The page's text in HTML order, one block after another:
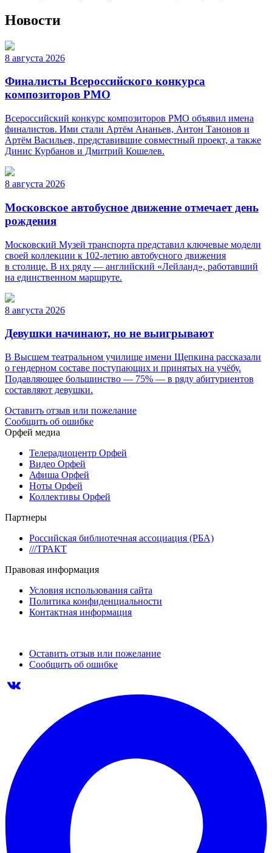
Новости
8 августа 2026
Финалисты Всероссийского конкурса
композиторов РМО
Всероссийский конкурс композиторов РМО объявил имена
финалистов. Ими стали Артём Ананьев, Антон Танонов и
Артём Васильев, представившие совместный проект, а также
Динис Курбанов и Дмитрий Кошелев.
8 августа 2026
Московское автобусное движение отмечает день
рождения
Московский Музей транспорта представил ключевые модели
своей коллекции к 102-летию автобусного движения
в столице. В их ряду — английский «Лейланд», работавший
на единственном маршруте.
8 августа 2026
Девушки начинают, но не выигрывают
В Высшем театральном училище имени Щепкина рассказали
о гендерном составе поступающих и принятых на учёбу.
Подавляющее большинство — 75% — в ряду абитуриентов
составляют девушки.
Оставить отзыв или пожелание
Сообщить об ошибке
Орфей медиа
Телерадиоцентр Орфей
Видео Орфей
Афиша Орфей
Ноты Орфей
Коллективы Орфей
Партнеры
Российская библиотечная ассоциация (РБА)
///ТРАКТ
Правовая информация
Условия использования сайта
Политика конфиденциальности
Контактная информация
Оставить отзыв или пожелание
Сообщить об ошибке